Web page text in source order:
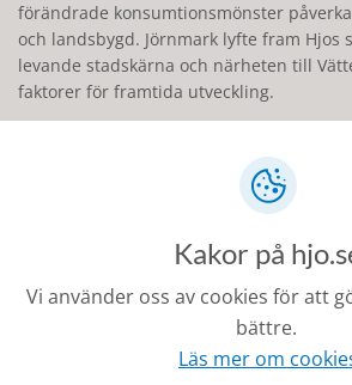
förändrade konsumtionsmönster
och landsbygd. Jörnmark lyfte fram Hjos
levande stadskärna och närheten till
faktorer för framtida utveckling.
Han gick också igenom den rapport han
fördjupar sig i Hjo från efterkrigstiden
tagit fram rapporten utifrån en mängd
från Hjo kommun och Wennergrens
arkiven för att bistå med material.
Hjo kommun har också bistått med
tidigare stadsarkitekt PG Ylander.
Kakor på
Vi använder oss av cookies för att
bättre.
Läs mer om